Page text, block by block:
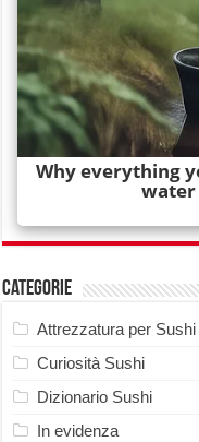
Categorie
Attrezzatura per Sushi
Curiosità Sushi
Dizionario Sushi
In evidenza